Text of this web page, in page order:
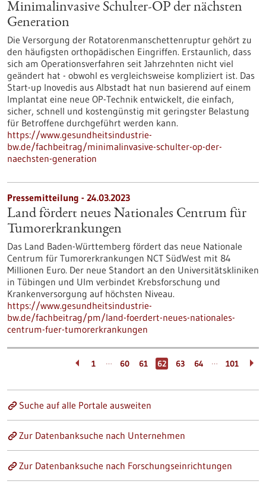
Minimalinvasive Schulter-OP der nächsten
Generation
Die Versorgung der Rotatorenmanschettenruptur gehört zu
den häufigsten orthopädischen Eingriffen. Erstaunlich, dass
sich am Operationsverfahren seit Jahrzehnten nicht viel
geändert hat - obwohl es vergleichsweise kompliziert ist. Das
Start-up Inovedis aus Albstadt hat nun basierend auf einem
Implantat eine neue OP-Technik entwickelt, die einfach,
sicher, schnell und kostengünstig mit geringster Belastung
für Betroffene durchgeführt werden kann.
https://www.gesundheitsindustrie-
bw.de/fachbeitrag/minimalinvasive-schulter-op-der-
naechsten-generation
Pressemitteilung - 24.03.2023
Land fördert neues Nationales Centrum für
Tumorerkrankungen
Das Land Baden-Württemberg fördert das neue Nationale
Centrum für Tumorerkrankungen NCT SüdWest mit 84
Millionen Euro. Der neue Standort an den Universitätskliniken
in Tübingen und Ulm verbindet Krebsforschung und
Krankenversorgung auf höchsten Niveau.
https://www.gesundheitsindustrie-
bw.de/fachbeitrag/pm/land-foerdert-neues-nationales-
centrum-fuer-tumorerkrankungen
1 … 60 61 62 63 64 … 101
Suche auf alle Portale ausweiten
Zur Datenbanksuche nach Unternehmen
Zur Datenbanksuche nach Forschungseinrichtungen